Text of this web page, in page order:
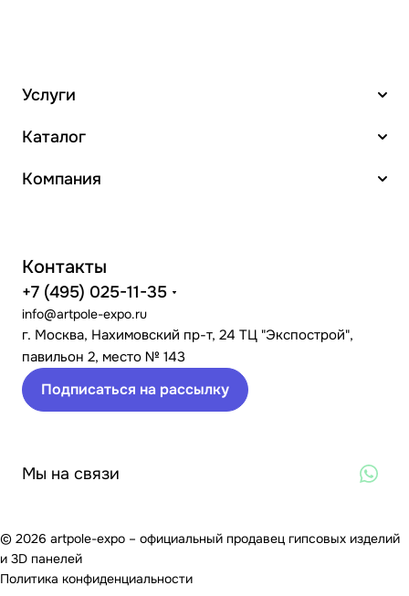
Услуги
Каталог
Компания
Контакты
+7 (495) 025-11-35
info@artpole-expo.ru
г. Москва, Нахимовский пр-т, 24 ТЦ "Экспострой",
павильон 2, место № 143
Подписаться на рассылку
Мы на связи
© 2026 artpole-expo – официальный продавец гипсовых изделий
и 3D панелей
Политика конфиденциальности